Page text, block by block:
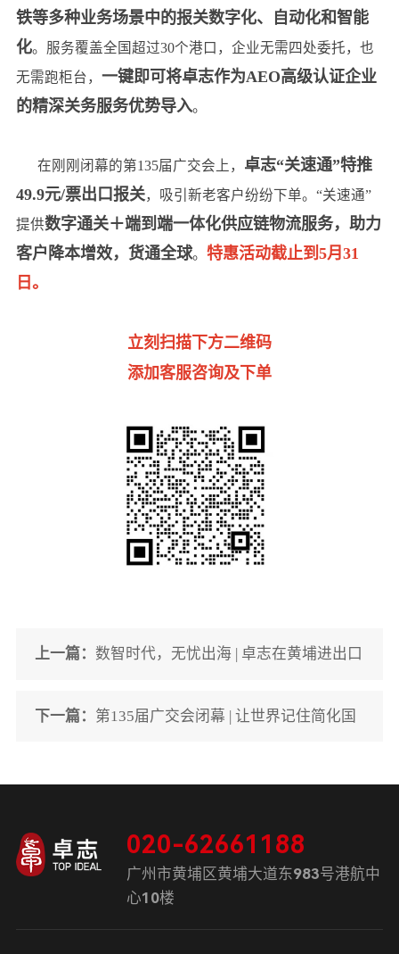
铁等多种业务场景中的报关数字化、自动化和智能
化。服务覆盖全国超过30个港口，企业无需四处委托，也
无需跑柜台， 一键即可将卓志作为AEO高级认证企业
的精深关务服务优势导入。
在刚刚闭幕的第135届广交会上， 卓志“关速通”特推
49.9元/票出口报关，吸引新老客户纷纷下单。“关速通”
提供数字通关＋端到端一体化供应链物流服务，助力
客户降本增效，货通全球。 特惠活动截止到5月31
日。
立刻扫描下方二维码
添加客服咨询及下单
上一篇： 数智时代，无忧出海 | 卓志在黄埔进出口
贸易专题会上分享
下一篇： 第135届广交会闭幕 | 让世界记住简化国
020-62661188
广州市黄埔区黄埔大道东983号港航中
心10楼